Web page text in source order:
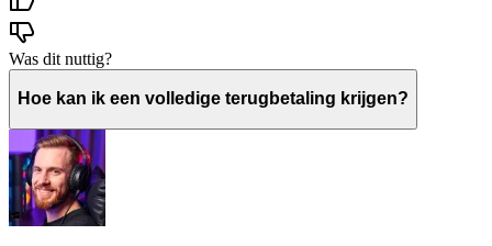
Was dit nuttig?
Hoe kan ik een volledige terugbetaling krijgen?